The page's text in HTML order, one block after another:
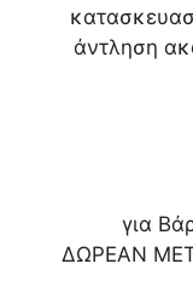
άντληση
για
ΔΩΡΕΑΝ